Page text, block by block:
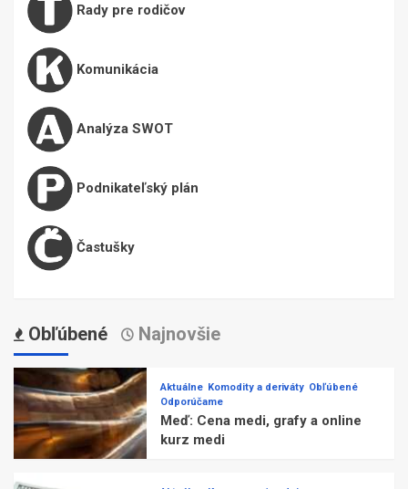
Rady pre rodičov
Komunikácia
Analýza SWOT
Podnikateľský plán
Častušky
Obľúbené Najnovšie
Aktuálne Komodity a deriváty Obľúbené
Odporúčame
Meď: Cena medi, grafy a online
kurz medi